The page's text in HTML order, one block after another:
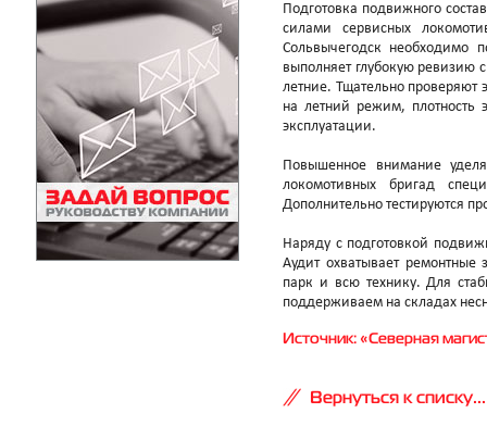
Подготовка подвижного
силами сервисных
Сольвычегодск необходимо
выполняет глубокую ревизию
летние. Тщательно проверяют
на летний режим, плотность
эксплуатации.
Повышенное внимание
локомотивных бригад
Дополнительно тестируются
Наряду с подготовкой
Аудит охватывает
парк и всю технику. Для
поддерживаем на складах
Источник: «Северная
Вернуться к списку...